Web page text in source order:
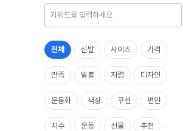
전체 신발 사이즈 가격
만족 발볼 저렴 디자인
운동화 색상 쿠션 편안
치수 운동 선물 추천